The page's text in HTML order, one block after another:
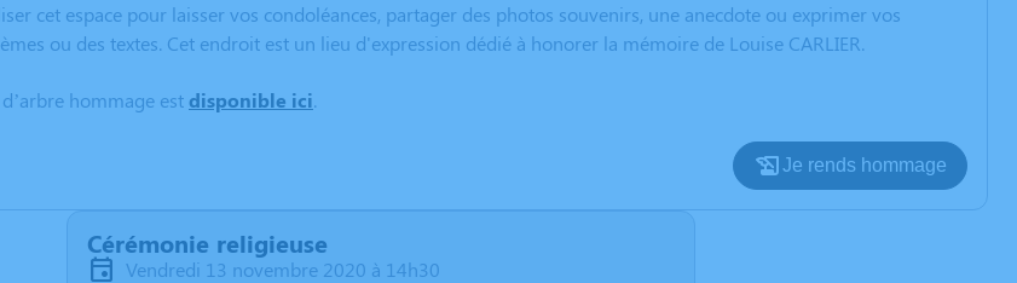
cet espace pour laisser vos condoléances, partager des photos souvenirs, une anecdote ou exprimer vos
ou des textes. Cet endroit est un lieu d'expression dédié à honorer la mémoire de Louise CARLIER.
hommage est disponible ici.
Je rends hommage
Cérémonie religieuse
vendredi 13 novembre 2020 à 14h30